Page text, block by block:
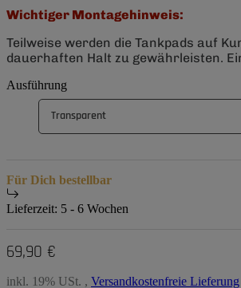
Wichtiger Montagehinweis:
Teilweise werden die Tankpads auf
dauerhaften Halt zu gewährleisten.
Ausführung
Transparent
Für Dich bestellbar
Lieferzeit: 5 - 6 Wochen
69,90 €
inkl. 19% USt. , Versandkostenfreie Lieferung